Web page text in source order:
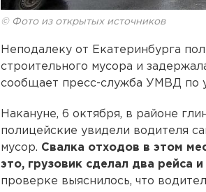
© Фото из открытых источников
Неподалеку от Екатеринбурга
строительного мусора и
сообщает пресс-служба УМВД по
Накануне, 6 октября, в районе
полицейские увидели водителя
мусор. Свалка отходов в этом
это, грузовик сделал два рейса
проверке выяснилось, что